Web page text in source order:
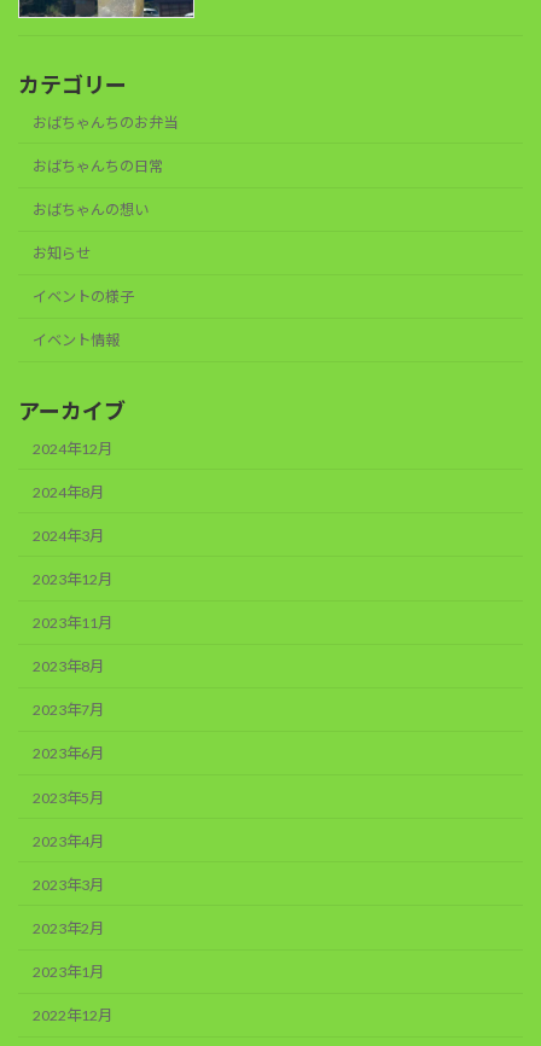
カテゴリー
おばちゃんちのお弁当
おばちゃんちの日常
おばちゃんの想い
お知らせ
イベントの様子
イベント情報
アーカイブ
2024年12月
2024年8月
2024年3月
2023年12月
2023年11月
2023年8月
2023年7月
2023年6月
2023年5月
2023年4月
2023年3月
2023年2月
2023年1月
2022年12月